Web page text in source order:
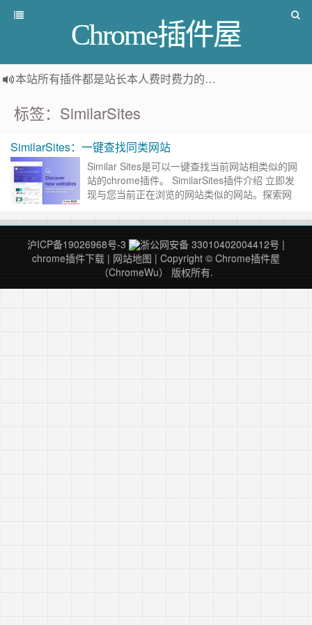
Chrome插件屋
本站所有插件都是站长本人费时费力的人工筛选推荐
标签：SimilarSites
SimilarSites：一键查找同类网站
Similar Sites是可以一键查找当前网站相类似的网
站的chrome插件。 SimilarSites插件介绍 立即发
现与您当前正在浏览的网站类似的网站。探索网
读 »
沪ICP备19026968号-3
浙公网安备 33010402004412号 |
chrome插件下载 | 网站地图 | Copyright © Chrome插件屋
（ChromeWu） 版权所有.